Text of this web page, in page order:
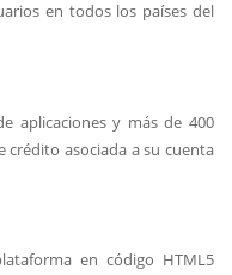
en todos los países del
aplicaciones y más de 400
crédito asociada a su cuenta
en código HTML5